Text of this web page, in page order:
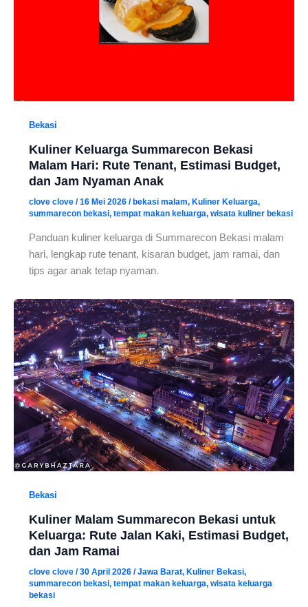
Bekasi
Kuliner Keluarga Summarecon Bekasi
Malam Hari: Rute Tenant, Estimasi Budget,
dan Jam Nyaman Anak
clove clove /16 Mei 2026 /bekasi malam, Kuliner Keluarga,
summarecon bekasi, tempat makan keluarga, wisata kuliner bekasi
Panduan kuliner keluarga di Summarecon Bekasi malam
hari, lengkap rute tenant, kisaran budget, jam ramai, dan
tips agar anak tetap nyaman.
Bekasi
Kuliner Malam Summarecon Bekasi untuk
Keluarga: Rute Jalan Kaki, Estimasi Budget,
dan Jam Ramai
clove clove /30 April 2026 /Jawa Barat, Kuliner Bekasi,
summarecon bekasi, tempat makan keluarga, wisata keluarga
bekasi